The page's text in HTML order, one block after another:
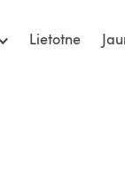
Lietotne